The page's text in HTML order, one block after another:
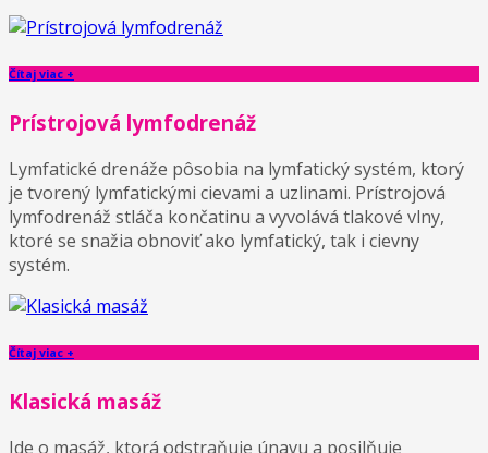
Čítaj viac +
Prístrojová lymfodrenáž
Lymfatické drenáže pôsobia na lymfatický systém, ktorý
je tvorený lymfatickými cievami a uzlinami. Prístrojová
lymfodrenáž stláča končatinu a vyvolává tlakové vlny,
ktoré se snažia obnoviť ako lymfatický, tak i cievny
systém.
Čítaj viac +
Klasická masáž
Ide o masáž, ktorá odstraňuje únavu a posilňuje